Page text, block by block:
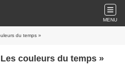
MENU
du temps »
couleurs du temps »